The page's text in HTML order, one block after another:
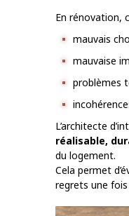
En rénovation,
mauvais
mauvaise
problèmes
L’architecte
réalisable,
du logement.
Cela permet
regrets une